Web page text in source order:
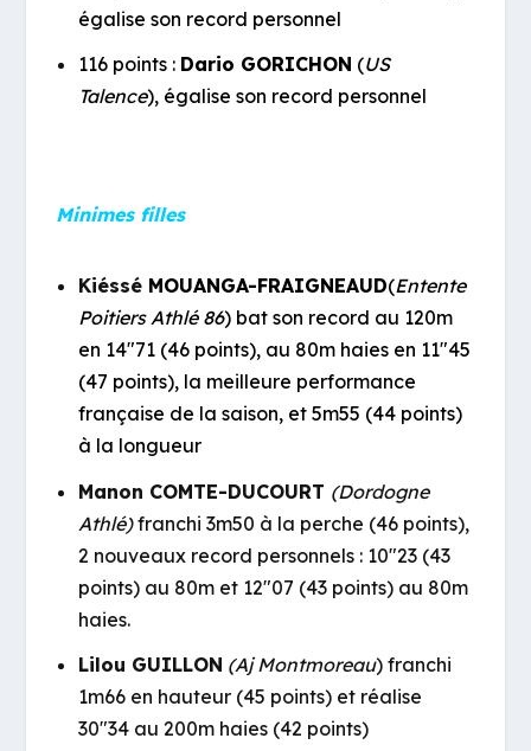
égalise son record personnel
116 points : Dario GORICHON (US
Talence), égalise son record personnel
Minimes filles
Kiéssé MOUANGA-FRAIGNEAUD(Entente
Poitiers Athlé 86) bat son record au 120m
en 14″71 (46 points), au 80m haies en 11″45
(47 points), la meilleure performance
française de la saison, et 5m55 (44 points)
à la longueur
Manon COMTE-DUCOURT (Dordogne
Athlé)franchi 3m50 à la perche (46 points),
2 nouveaux record personnels : 10″23 (43
points) au 80m et 12″07 (43 points) au 80m
haies.
Lilou GUILLON (Aj Montmoreau) franchi
1m66 en hauteur (45 points) et réalise
30″34 au 200m haies (42 points)